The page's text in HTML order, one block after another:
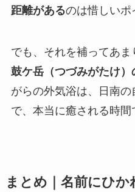
距離があるのは惜しいポ
でも、それを補ってあま
鼓ケ岳（つづみがたけ）
がらの外気浴は、日南
で、本当に癒される時間
まとめ｜名前にひ